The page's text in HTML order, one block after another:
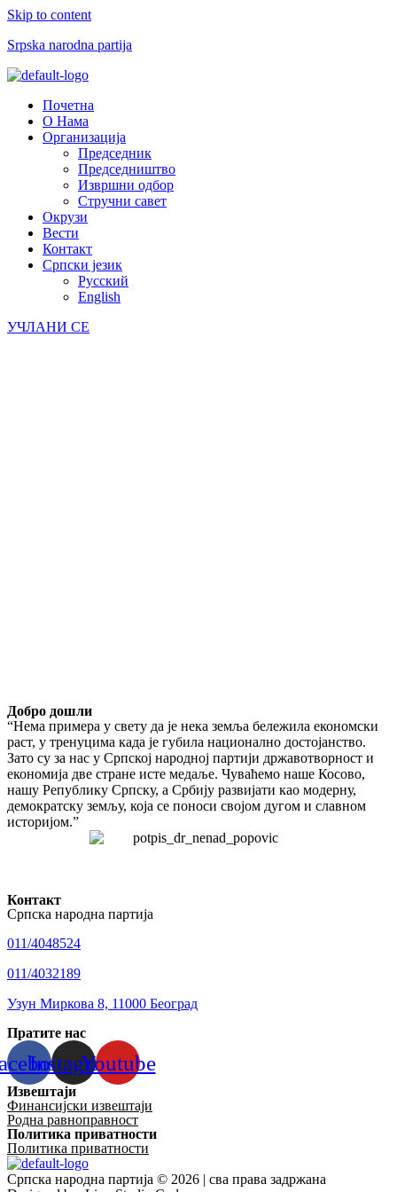
Skip to content
Srpska narodna partija
Menu
Почетна
О Нама
Организација
Председник
Председништво
Извршни одбор
Стручни савет
Окрузи
Вести
Контакт
Српски језик
Русский
English
УЧЛАНИ СЕ
Добро дошли
“Нема примера у свету да је нека земља бележила економски
раст, у тренуцима када је губила национално достојанство.
Зато су за нас у Српској народној партији државотворност и
економија две стране исте медаље. Чуваћемо наше Косово,
нашу Републику Српску, а Србију развијати као модерну,
демократску земљу, која се поноси својом дугом и славном
историјом.”
Контакт
Српска народна партија
011/4048524
011/4032189
Узун Миркова 8, 11000 Београд
Пратите нас
InstagramYoutube
Извештаји
Финансијски извештаји
Родна равноправност
Политика приватности
Политика приватности
Српска народна партија © 2026 | сва права задржана